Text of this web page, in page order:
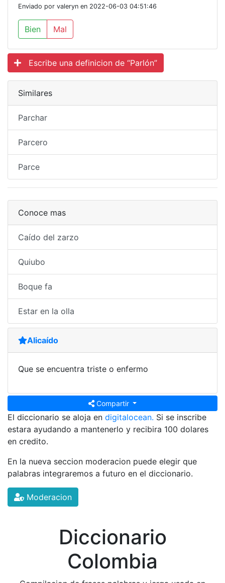
Enviado por valeryn en 2022-06-03 04:51:46
Bien Mal
Escribe una definicion de “Parlón”
Similares
Parchar
Parcero
Parce
Conoce mas
Caído del zarzo
Quiubo
Boque fa
Estar en la olla
Alicaído
Que se encuentra triste o enfermo
Compartir
El diccionario se aloja en digitalocean. Si se inscribe
estara ayudando a mantenerlo y recibira 100 dolares
en credito.
En la nueva seccion moderacion puede elegir que
palabras integraremos a futuro en el diccionario.
Moderacion
Diccionario
Colombia